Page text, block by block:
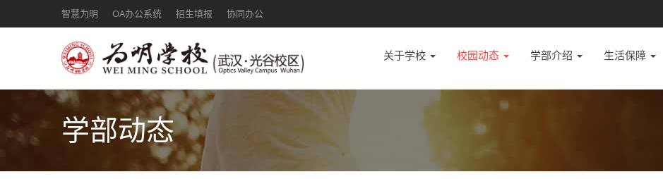
智慧为明 OA办公系统 招生填报 协同办公
关于学校 校园动态 学部介绍 生活保障
学部动态